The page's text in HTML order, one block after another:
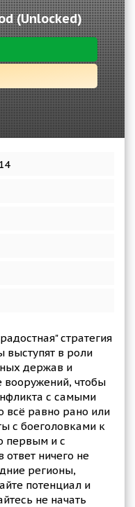
(Unlocked)
стратегия
выступят в роли
держав и
вооружений, чтобы
с самыми
всё равно рано или
с боеголовками к
первым и с
ничего не
регионы,
потенциал и
не начать